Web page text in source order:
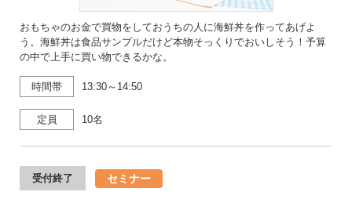
おもちゃのお金で買物をしておうちの人に海鮮丼を作ってあげよ
う。海鮮丼は食品サンプルだけど本物そっくりでおいしそう！予算
の中で上手に買い物できるかな。
時間帯 13:30～14:50
定員 10名
受付終了 セミナー